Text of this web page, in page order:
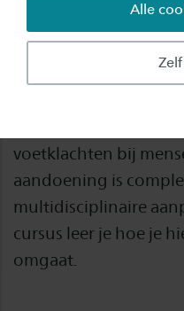
Alle
Veel mensen met
krijgen vroeg of laat
Deze klachten
voetklachten bij
aandoening is
multidisciplinaire
cursus leer je hoe je
omgaat.